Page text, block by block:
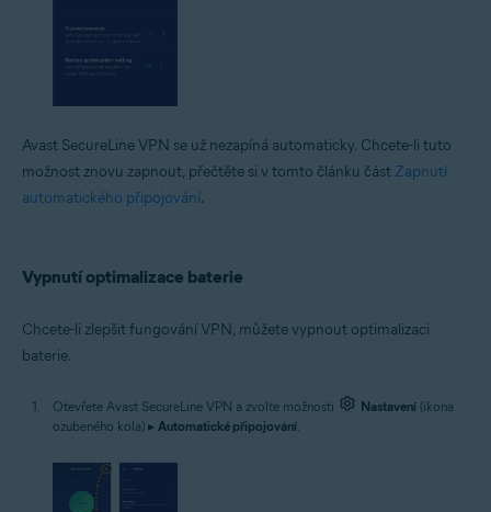
Avast SecureLine VPN se už nezapíná automaticky. Chcete-li tuto
možnost znovu zapnout, přečtěte si v tomto článku část Zapnutí
automatického připojování.
Vypnutí optimalizace baterie
Chcete-li zlepšit fungování VPN, můžete vypnout optimalizaci
baterie.
Otevřete Avast SecureLine VPN a zvolte možnosti Nastavení (ikona
ozubeného kola) ▸ Automatické připojování